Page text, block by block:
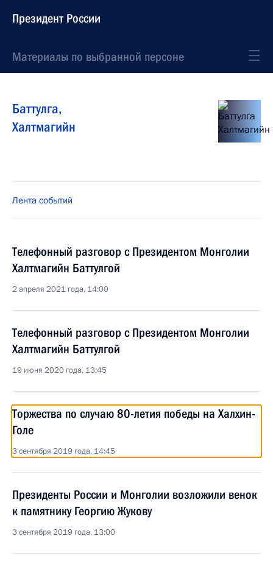
Президент России
Материалы по выбранной персоне
Баттулга,
Халтмагийн
Лента событий
Телефонный разговор с Президентом Монголии
Халтмагийн Баттулгой
2 апреля 2021 года, 14:00
Телефонный разговор с Президентом Монголии
Халтмагийн Баттулгой
19 июня 2020 года, 13:45
Торжества по случаю 80-летия победы на Халхин-
Голе
3 сентября 2019 года, 14:45
Президенты России и Монголии возложили венок
к памятнику Георгию Жукову
3 сентября 2019 года, 13:00